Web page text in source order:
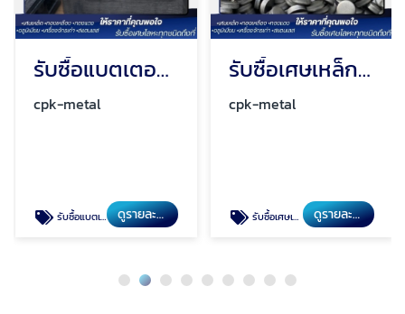
รับซื้อแบตเตอรี่เก่า ปทุมธานี
cpk-metal
รับซื้อแบตเตอรี่เก่า ปทุมธานี ดูรายละเอียด
รับซื้อเศษเหล็กโรงงาน ปทุมธานี
cpk-metal
รับซื้อเศษเหล็กโรงงาน ปทุมธานี ดูรายละเอียด